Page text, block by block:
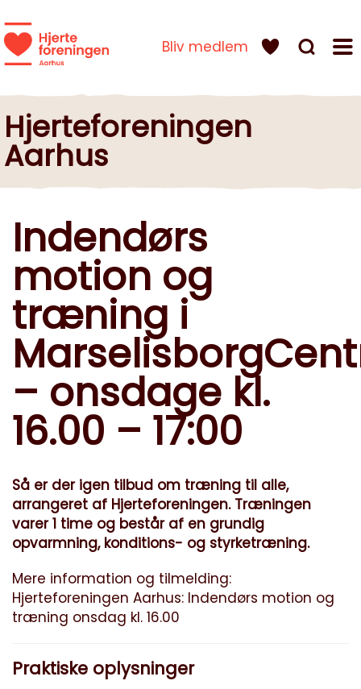
Bliv medlem
Hjerteforeningen
Aarhus
Indendørs
motion og
træning i
– onsdage kl.
16.00 – 17:00
Så er der igen tilbud om træning til alle,
arrangeret af Hjerteforeningen. Træningen
varer 1 time og består af en grundig
opvarmning, konditions- og styrketræning.
Mere information og tilmelding:
Hjerteforeningen Aarhus: Indendørs motion og
træning onsdag kl. 16.00
Praktiske oplysninger